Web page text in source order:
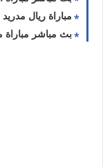
مباراة ريال مدريد
بث مباشر مباراة